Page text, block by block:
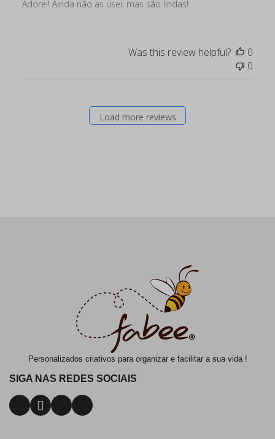
Adorei! Ainda não as usei, mas são lindas!
Was this review helpful?
0
0
Load more reviews
Personalizados criativos para organizar e facilitar a sua vida !
SIGA NAS REDES SOCIAIS